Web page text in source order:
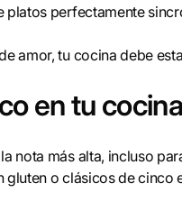
perfectamente
amor, tu cocina debe
en tu cocina
nota más alta, incluso
o clásicos de cinco